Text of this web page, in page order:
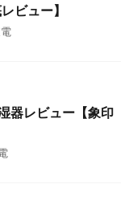
ビュー】
器レビュー【象印